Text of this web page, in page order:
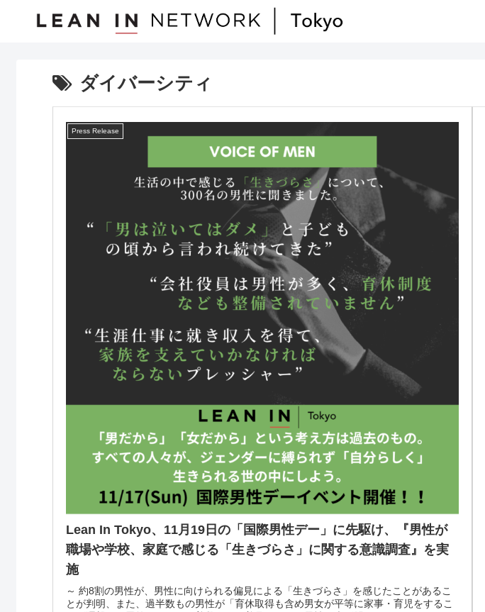
ダイバーシティ
Press Release
Lean In Tokyo、11月19日の「国際男性デー」に先駆け、『男性が
職場や学校、家庭で感じる「生きづらさ」に関する意識調査』を実
施
～ 約8割の男性が、男性に向けられる偏見による「生きづらさ」を感じたことがあるこ
とが判明、また、過半数もの男性が「育休取得も含め男女が平等に家事・育児をするこ